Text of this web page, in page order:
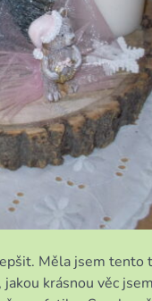
Měla jsem tento
krásnou věc